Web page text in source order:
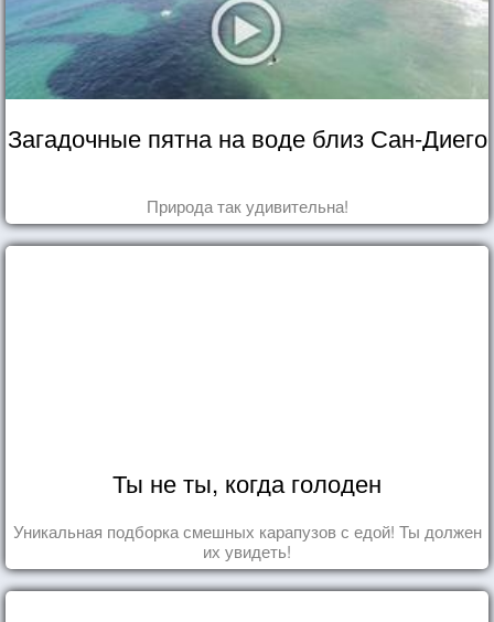
Загадочные пятна на воде близ Сан-Диего
Природа так удивительна!
Ты не ты, когда голоден
Уникальная подборка смешных карапузов с едой! Ты должен
их увидеть!